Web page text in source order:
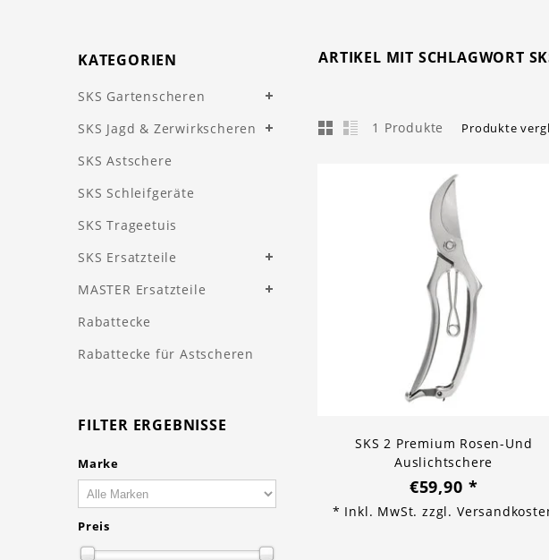
ARTIKEL MIT SCHLAGWORT
1 Produkte Produkte
SKS 2 Premium Rosen-Und
Auslichtschere
€59,90 *
* Inkl. MwSt. zzgl.
KATEGORIEN
SKS Gartenscheren
SKS Jagd & Zerwirkscheren
SKS Astschere
SKS Schleifgeräte
SKS Trageetuis
SKS Ersatzteile
MASTER Ersatzteile
Rabattecke
Rabattecke für Astscheren
FILTER ERGEBNISSE
Marke
Preis